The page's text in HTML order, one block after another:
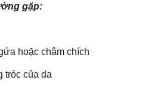
gặp:
hoặc châm chích
tróc của da